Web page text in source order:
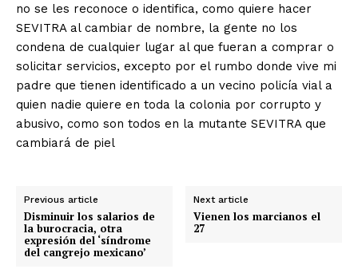
no se les reconoce o identifica, como quiere hacer
SEVITRA al cambiar de nombre, la gente no los
condena de cualquier lugar al que fueran a comprar o
solicitar servicios, excepto por el rumbo donde vive mi
padre que tienen identificado a un vecino policía vial a
quien nadie quiere en toda la colonia por corrupto y
abusivo, como son todos en la mutante SEVITRA que
cambiará de piel
Previous article
Disminuir los salarios de
la burocracia, otra
expresión del ‘síndrome
del cangrejo mexicano’
Next article
Vienen los marcianos el
27